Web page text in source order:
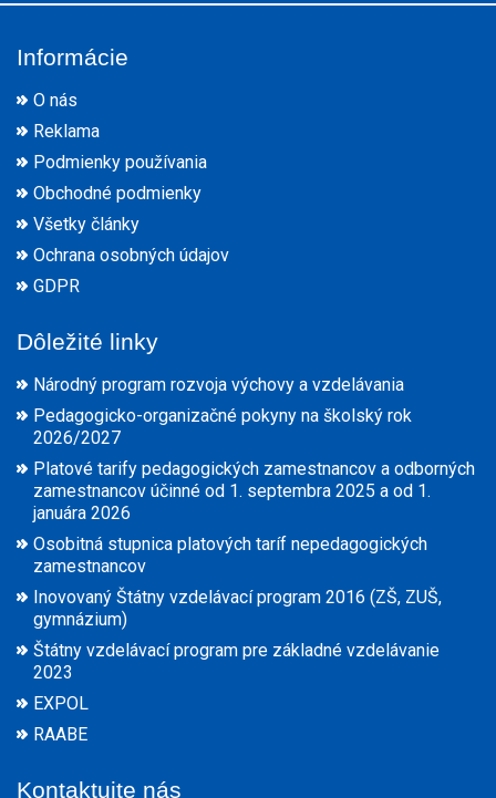
Informácie
O nás
Reklama
Podmienky používania
Obchodné podmienky
Všetky články
Ochrana osobných údajov
GDPR
Dôležité linky
Národný program rozvoja výchovy a vzdelávania
Pedagogicko-organizačné pokyny na školský rok
2026/2027
Platové tarify pedagogických zamestnancov a odborných
zamestnancov účinné od 1. septembra 2025 a od 1.
januára 2026
Osobitná stupnica platových taríf nepedagogických
zamestnancov
Inovovaný Štátny vzdelávací program 2016 (ZŠ, ZUŠ,
gymnázium)
Štátny vzdelávací program pre základné vzdelávanie
2023
EXPOL
RAABE
Kontaktujte nás